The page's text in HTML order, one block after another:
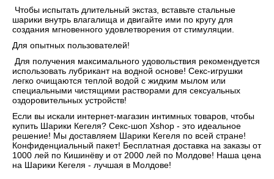
Чтобы испытать длительный экстаз, вставьте стальные
шарики внутрь влагалища и двигайте ими по кругу для
создания мгновенного удовлетворения от стимуляции.
Для опытных пользователей!
Для получения максимального удовольствия рекомендуется
использовать лубрикант на водной основе! Секс-игрушки
легко очищаются теплой водой с жидким мылом или
специальными чистящими растворами для сексуальных
оздоровительных устройств!
Если вы искали интернет-магазин интимных товаров, чтобы
купить Шарики Кегеля? Секс-шоп Xshop - это идеальное
решение! Мы доставляем Шарики Кегеля по всей стране!
Конфиденциальный пакет! Бесплатная доставка на заказы от
1000 лей по Кишинёву и от 2000 лей по Молдове! Наша цена
на Шарики Кегеля - лучшая в Молдове!